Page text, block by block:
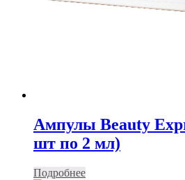
Ампулы Beauty
шт по 2 мл)
Подробнее